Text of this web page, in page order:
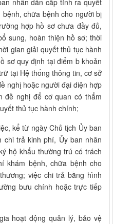
nhân dân cấp tỉnh ra quyết
chữa bệnh cho người bị
hợp hồ sơ chưa đầy đủ,
sung, hoàn thiện hồ sơ; thời
gian giải quyết thủ tục hành
sơ quy định tại điểm b khoản
tại Hệ thống thông tin, cơ sở
nghị hoặc người đại diện hợp
đề nghị để cơ quan có thẩm
thủ tục hành chính;
kể từ ngày Chủ tịch Ủy ban
chi trả kinh phí, Ủy ban nhân
hộ khẩu thường trú có trách
khám bệnh, chữa bệnh cho
việc chi trả bằng hình
bưu chính hoặc trực tiếp
hoạt động quản lý, bảo vệ